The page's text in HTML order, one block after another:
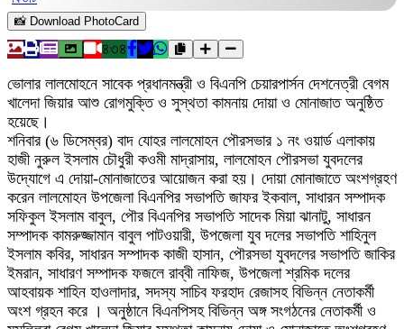
📸 Download PhotoCard
৪৩৪
ভোলার লালমোহনে সাবেক প্রধানমন্ত্রী ও বিএনপি চেয়ারপার্সন দেশনেত্রী বেগম
খালেদা জিয়ার আশু রোগমুক্তি ও সুস্থতা কামনায় দোয়া ও মোনাজাত অনুষ্ঠিত
হয়েছে।
শনিবার (৬ ডিসেম্বর) বাদ যোহর লালমোহন পৌরসভার ১ নং ওয়ার্ড এলাকায়
হাজী নুরুল ইসলাম চৌধুরী কওমী মাদ্রাসায়, লালমোহন পৌরসভা যুবদলের
উদ্যোগে এ দোয়া-মোনাজাতের আয়োজন করা হয়। দোয়া মোনাজাতে অংশগ্রহণ
করেন লালমোহন উপজেলা বিএনপির সভাপতি জাফর ইকবাল, সাধারন সম্পাদক
সফিকুল ইসলাম বাবুল, পৌর বিএনপির সভাপতি সাদেক মিয়া ঝানাটু, সাধারন
সম্পাদক কামরুজ্জামান বাবুল পাটওয়ারী, উপজেলা যুব দলের সভাপতি শাহিনুল
ইসলাম কবির, সাধারন সম্পাদক কাজী হাসান, পৌরসভা যুবদলের সভাপতি জাকির
ইমরান, সাধারণ সম্পাদক ফজলে রাব্বী নাফিজ, উপজেলা শ্রমিক দলের
আহবায়ক শাহিন হাওলাদার, সদস্য সাচিব ফরহাদ রেজাসহ বিভিন্ন নেতাকর্মী
অংশ গ্রহন করে । অনুষ্ঠানে বিএনপিসহ বিভিন্ন অঙ্গ সংগঠনের নেতাকর্মী ও